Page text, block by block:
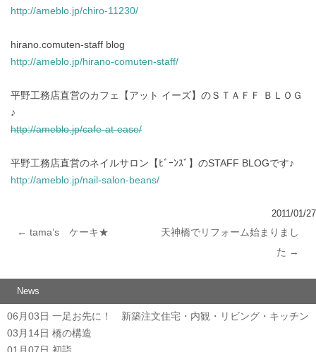
http://ameblo.jp/chiro-11230/
hirano.comuten-staff blog
http://ameblo.jp/hirano-comuten-staff/
平野工務店直営のカフェ【アット イーズ】のＳＴＡＦＦ ＢＬＯＧ
♪
http://ameblo.jp/cafe-at-ease/
平野工務店直営のネイルサロン【ﾋﾞｰﾝｽﾞ】のSTAFF BLOGです♪
http://ameblo.jp/nail-salon-beans/
2011/01/27
← tama’s ケーキ★
天神橋でリフォーム始まりまし
た →
News
06月03日 一足お先に！ 新築注文住宅・内観・リビング・キッチン
03月14日 橋の構造